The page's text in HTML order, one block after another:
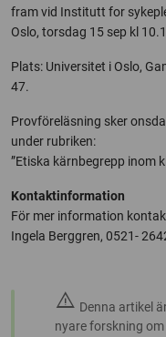
fram vid Institutt for
Oslo, torsdag 15 sep kl
Plats: Universitet i Oslo,
47.
Provföreläsning sker
under rubriken:
”Etiska kärnbegrepp inom
Kontaktinformation
För mer information
Ingela Berggren, 0521-
warning Denna artikel
nyare forskning